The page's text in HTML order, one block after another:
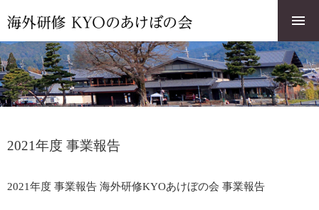
2021年度 事業報告
2021年度 事業報告 海外研修KYOあけぼの会 事業報告